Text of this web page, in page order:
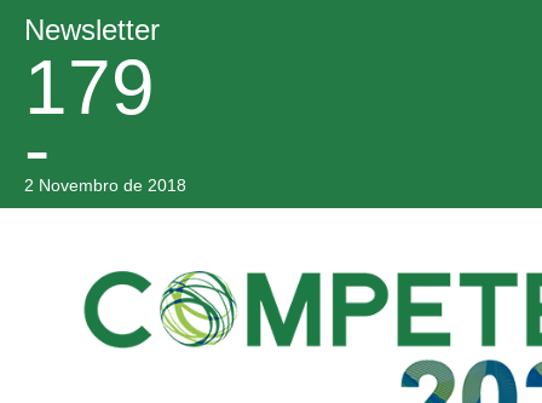
Newsletter
179
-
2 Novembro de 2018